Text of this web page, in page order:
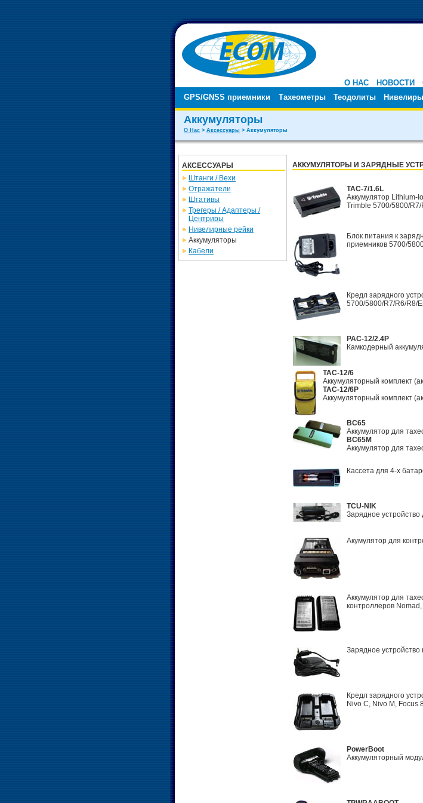
О НАС НОВОСТИ
GPS/GNSS приемники
Тахеометры Теодолиты Нивелиры
Аккумуляторы
О Нас > Аксессуары > Аккумуляторы
АКСЕССУАРЫ
Штанги / Вехи
Отражатели
Штативы
Трегеры / Адаптеры /
Центриры
Нивелирные рейки
Аккумуляторы
Кабели
АККУМУЛЯТОРЫ И ЗАРЯДНЫЕ
TAC-7/1.6L
Аккумулятор Lithium-
Trimble 5700/5800/R7/
Блок питания к
приемников 5700/
Кредл зарядного
5700/5800/R7/R6/R8/
PAC-12/2.4P
Камкодерный
TAC-12/6
Аккумуляторный комплект
TAC-12/6P
Аккумуляторный комплект
BC65
Аккумулятор для
BC65M
Аккумулятор для
Кассета для 4-х
TCU-NIK
Зарядное
Акумулятор для
Аккумулятор для
контроллеров
Зарядное устройство
Кредл зарядного
Nivo C, Nivo M, Focus
PowerBoot
Аккумуляторный